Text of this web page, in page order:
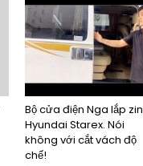
Bộ cửa điện Nga lắp zin
Hyundai Starex. Nói
không với cắt vách độ
chế!